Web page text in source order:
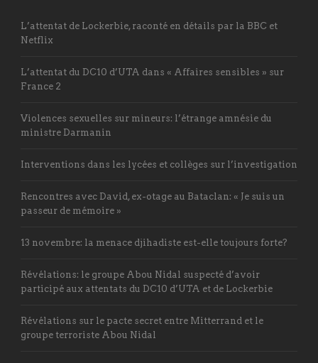
L’attentat de Lockerbie, raconté en détails par la BBC et
Netflix
L’attentat du DC10 d’UTA dans « Affaires sensibles » sur
France 2
Violences sexuelles sur mineurs: l’étrange amnésie du
ministre Darmanin
Interventions dans les lycées et collèges sur l’investigation
Rencontres avec David, ex-otage au Bataclan: « Je suis un
passeur de mémoire »
13 novembre: la menace djihadiste est-elle toujours forte?
Révélations: le groupe Abou Nidal suspecté d’avoir
participé aux attentats du DC10 d’UTA et de Lockerbie
Révélations sur le pacte secret entre Mitterrand et le
groupe terroriste Abou Nidal